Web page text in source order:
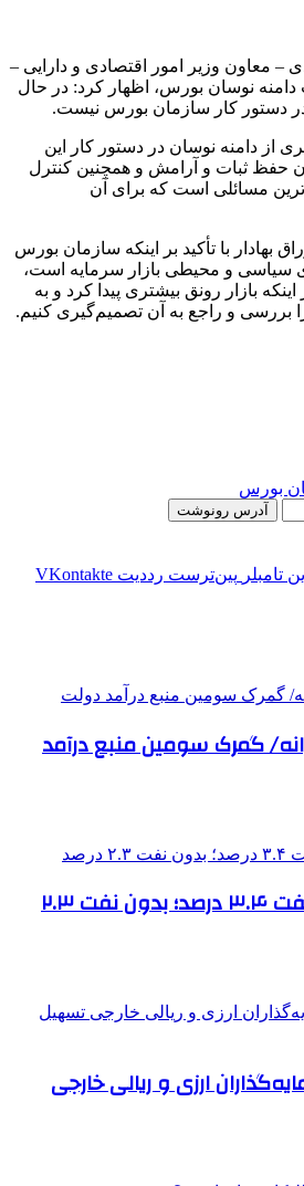
– معاون وزیر امور اقتصادی و دارایی –
نوسان بورس، اظهار کرد: در حال
در دستور کار سازمان بورس نیست.
از دامنه نوسان در دستور کار این
حفظ ثبات و آرامش و همچنین کنترل
مسائلی است که برای آن
بهادار با تأکید بر اینکه سازمان بورس
سیاسی و محیطی بازار سرمایه است،
بازار رونق بیشتری پیدا کرد و به
بررسی و راجع‌ به آن تصمیم‌گیری کنیم.
بورس
آدرس رونوشت
‫تامبلر ‫پین‌ترست ‫رددیت ‫VKontakte
به خزانه/ گمرک سومین منبع درآمد
نرخ رشد اقتصادی با نفت ۳.۴ درصد؛ بدون نفت ۲.۳
ارزی و ریالی خارجی